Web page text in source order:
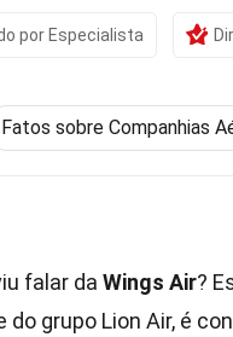
por Especialista
Fatos sobre Companhias
falar da Wings Air?
do grupo Lion Air, é